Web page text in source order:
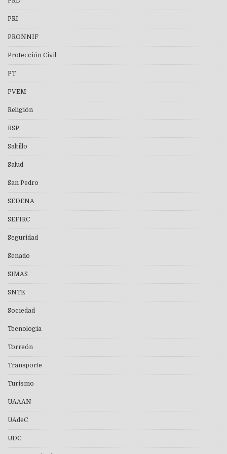
PRI
PRONNIF
Protección Civil
PT
PVEM
Religión
RSP
Saltillo
Salud
San Pedro
SEDENA
SEFIRC
Seguridad
Senado
SIMAS
SNTE
Sociedad
Tecnología
Torreón
Transporte
Turismo
UAAAN
UAdeC
UDC